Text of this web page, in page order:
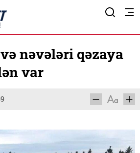
nəvələri qəzaya
var